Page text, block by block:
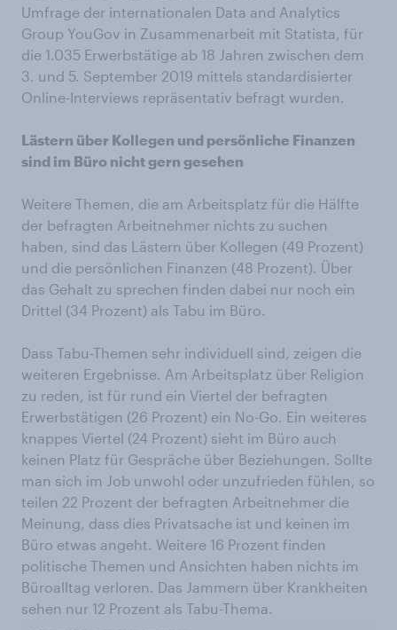
Umfrage der internationalen Data and Analytics
Group YouGov in Zusammenarbeit mit Statista, für
die 1.035 Erwerbstätige ab 18 Jahren zwischen dem
3. und 5. September 2019 mittels standardisierter
Online-Interviews repräsentativ befragt wurden.
Lästern über Kollegen und persönliche Finanzen
sind im Büro nicht gern gesehen
Weitere Themen, die am Arbeitsplatz für die Hälfte
der befragten Arbeitnehmer nichts zu suchen
haben, sind das Lästern über Kollegen (49 Prozent)
und die persönlichen Finanzen (48 Prozent). Über
das Gehalt zu sprechen finden dabei nur noch ein
Drittel (34 Prozent) als Tabu im Büro.
Dass Tabu-Themen sehr individuell sind, zeigen die
weiteren Ergebnisse. Am Arbeitsplatz über Religion
zu reden, ist für rund ein Viertel der befragten
Erwerbstätigen (26 Prozent) ein No-Go. Ein weiteres
knappes Viertel (24 Prozent) sieht im Büro auch
keinen Platz für Gespräche über Beziehungen. Sollte
man sich im Job unwohl oder unzufrieden fühlen, so
teilen 22 Prozent der befragten Arbeitnehmer die
Meinung, dass dies Privatsache ist und keinen im
Büro etwas angeht. Weitere 16 Prozent finden
politische Themen und Ansichten haben nichts im
Büroalltag verloren. Das Jammern über Krankheiten
sehen nur 12 Prozent als Tabu-Thema.